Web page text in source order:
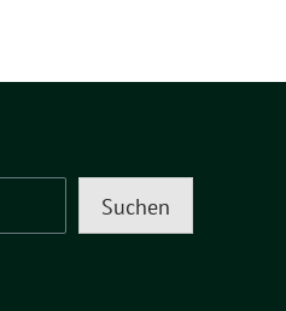
Suchen